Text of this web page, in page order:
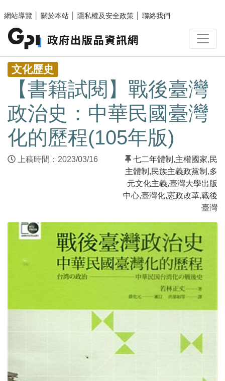
網站導覽
關於本站 隱私權及安全政策 聯絡我們
:::
文化歷史
【書籍試閱】戰後臺灣
政治史：中華民國臺灣
化的歷程(105年版)
上稿時間：2023/03/16 七二年體制 ,主權國家,民
主體制 ,民族主義政黨制 ,多
元文化主義,臺灣大學出版
中心,臺灣化,憲政改革,戰後
臺灣